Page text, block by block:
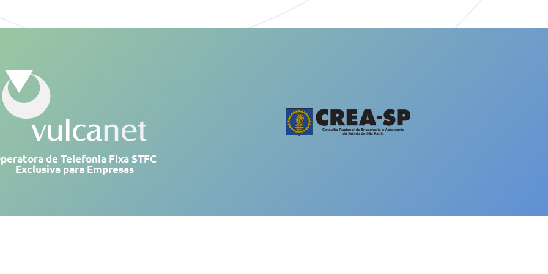
de Telefonia Fixa STFC
Exclusiva para Empresas